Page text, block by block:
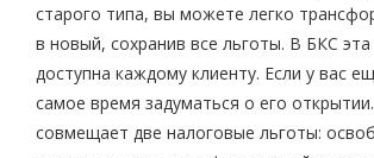
старого типа, вы можете легко
в новый, сохранив все льготы. В БКС
доступна каждому клиенту. Если у вас
самое время задуматься о его
совмещает две налоговые льготы: